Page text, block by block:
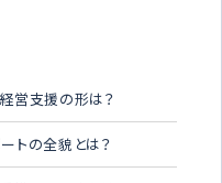
営支援の形は？
トの全貌とは？